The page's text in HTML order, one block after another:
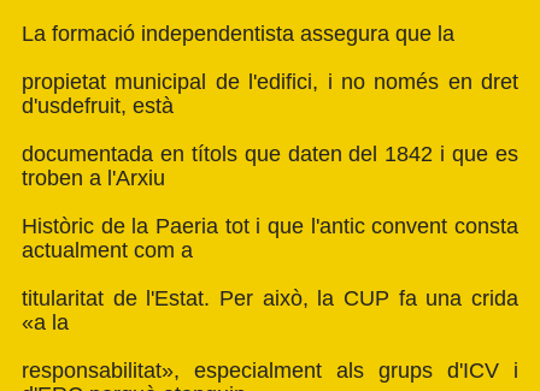
La formació independentista assegura que la
propietat municipal de l'edifici, i no només en dret
d'usdefruit, està
documentada en títols que daten del 1842 i que es
troben a l'Arxiu
Històric de la Paeria tot i que l'antic convent consta
actualment com a
titularitat de l'Estat. Per això, la CUP fa una crida
«a la
responsabilitat», especialment als grups d'ICV i